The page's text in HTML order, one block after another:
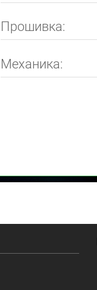
Прошивка:
Механика: